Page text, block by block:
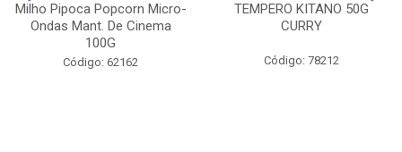
Milho Pipoca Popcorn Micro-
Ondas Mant. De Cinema
100G
Código: 62162
TEMPERO KITANO 50G
CURRY
Código: 78212